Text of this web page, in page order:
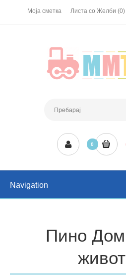
Моја сметка Листа со Желби (0)
0
Navigation
Пино